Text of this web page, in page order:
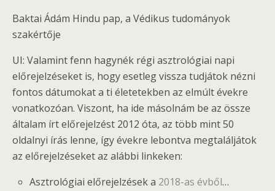
Baktai Ádám Hindu pap, a Védikus tudományok
szakértője
UI: Valamint fenn hagynék régi asztrológiai napi
előrejelzéseket is, hogy esetleg vissza tudjátok nézni
fontos dátumokat a ti életetekben az elmúlt évekre
vonatkozóan. Viszont, ha ide másolnám be az össze
általam írt előrejelzést 2012 óta, az több mint 50
oldalnyi írás lenne, így évekre lebontva megtaláljátok
az előrejelzéseket az alábbi linkeken:
Asztrológiai előrejelzések a 2018-as évből…